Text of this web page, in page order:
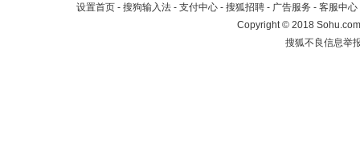
设置首页 - 搜狗输入法 - 支付中心 - 搜狐招聘 - 广告服务 - 客服中心
Copyright©2018
搜狐不良信息举